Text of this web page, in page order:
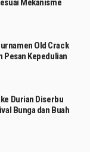
Mekanisme
Old Crack
Pesan Kepedulian
Durian Diserbu
Bunga dan Buah